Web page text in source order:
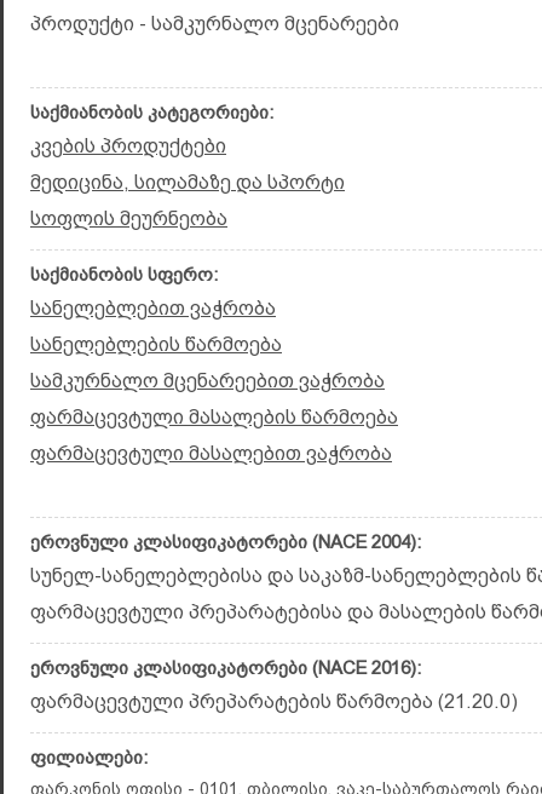
პროდუქტი - სამკურნალო მცენარეები
საქმიანობის კატეგორიები:
კვების პროდუქტები
მედიცინა, სილამაზე და სპორტი
სოფლის მეურნეობა
საქმიანობის სფერო:
სანელებლებით ვაჭრობა
სანელებლების წარმოება
სამკურნალო მცენარეებით ვაჭრობა
ფარმაცევტული მასალების წარმოება
ფარმაცევტული მასალებით ვაჭრობა
ეროვნული კლასიფიკატორები (NACE 2004):
სუნელ-სანელებლებისა და საკაზმ-სანელებლების
ფარმაცევტული პრეპარატებისა და მასალების
ეროვნული კლასიფიკატორები (NACE 2016):
ფარმაცევტული პრეპარატების წარმოება (21.20.0)
ფილიალები:
ფარკონის ოფისი - 0101, თბილისი, ვაკე-საბურთალოს